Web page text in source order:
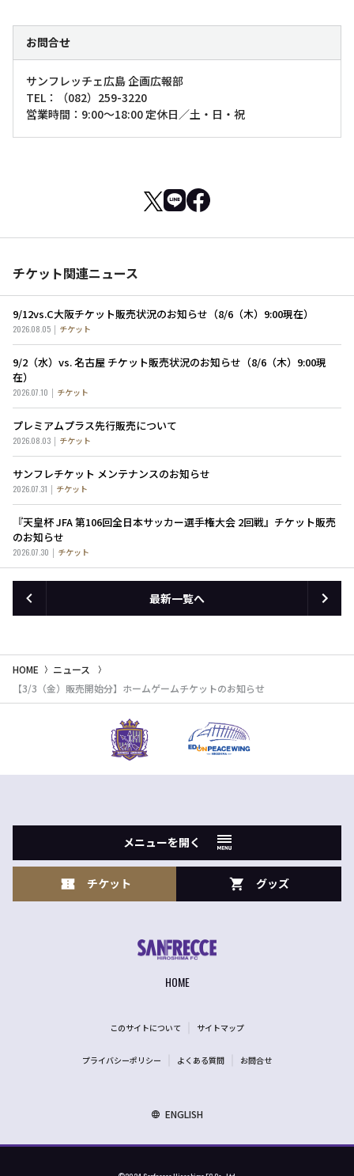
お問合せ
サンフレッチェ広島 企画広報部
TEL：（082）259-3220
営業時間：9:00～18:00 定休日／土・日・祝
チケット関連ニュース
9/12vs.C大阪チケット販売状況のお知らせ（8/6（木）9:00現在）
2026.08.05 チケット
9/2（水）vs. 名古屋 チケット販売状況のお知らせ（8/6（木）9:00現
在）
2026.07.10 チケット
プレミアムプラス先行販売について
2026.08.03 チケット
サンフレチケット メンテナンスのお知らせ
2026.07.31 チケット
『天皇杯 JFA 第106回全日本サッカー選手権大会 2回戦』チケット販売
のお知らせ
2026.07.30 チケット
最新一覧へ
HOME
ニュース
【3/3（金）販売開始分】ホームゲームチケットのお知らせ
メニューを開く
チケット グッズ
HOME
このサイトについて サイトマップ
プライバシーポリシー よくある質問 お問合せ
ENGLISH